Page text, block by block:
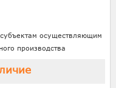
осуществляющим
производства